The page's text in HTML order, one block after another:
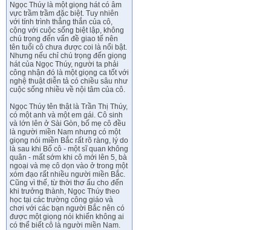
Ngọc Thúy là một giọng hát có âm
vực trầm trầm đặc biệt. Tuy nhiên
với tính trình thẳng thắn của cô,
cộng với cuộc sống biệt lập, không
chú trọng đến vấn đề giao tế nên
tên tuổi cô chưa được coi là nổi bật.
Nhưng nếu chỉ chú trọng đến giọng
hát của Ngọc Thúy, người ta phải
công nhận đó là một giọng ca tốt với
nghệ thuật diễn tả có chiều sâu như
cuộc sống nhiều về nội tâm của cô.
Ngọc Thúy tên thật là Trần Thị Thúy,
có một anh và một em gái. Cô sinh
và lớn lên ở Sài Gòn, bố mẹ cô đều
là người miền Nam nhưng có một
giọng nói miền Bắc rất rõ ràng, lý do
là sau khi Bố cô - một sĩ quan không
quân - mất sớm khi cô mới lên 5, bà
ngoại và mẹ cô dọn vào ở trong một
xóm đạo rất nhiều người miền Bắc.
Cũng vì thế, từ thời thơ ấu cho đến
khi trưởng thành, Ngọc Thúy theo
học tại các trường công giáo và
chơi với các bạn người Bắc nên có
được một giọng nói khiến không ai
có thể biết cô là người miền Nam.